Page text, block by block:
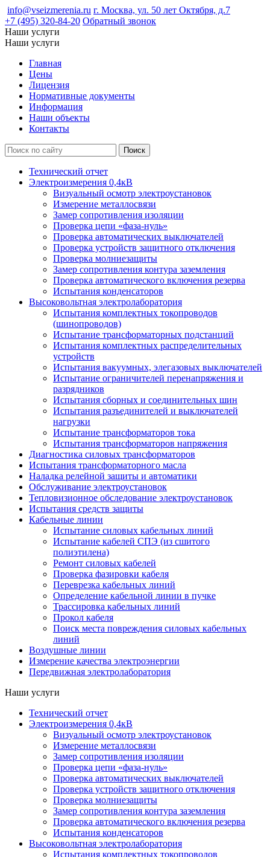
info@vseizmerenia.ru г. Москва, ул. 50 лет Октября, д.7
+7 (495) 320-84-20 Обратный звонок
Наши услуги
Наши услуги
Главная
Цены
Лицензия
Нормативные документы
Информация
Наши объекты
Контакты
Технический отчет
Электроизмерения 0,4кВ
Визуальный осмотр электроустановок
Измерение металлосвязи
Замер сопротивления изоляции
Проверка цепи «фаза-нуль»
Проверка автоматических выключателей
Проверка устройств защитного отключения
Проверка молниезащиты
Замер сопротивления контура заземления
Проверка автоматического включения резерва
Испытания конденсаторов
Высоковольтная электролаборатория
Испытания комплектных токопроводов
(шинопроводов)
Испытание трансформаторных подстанций
Испытания комплектных распределительных
устройств
Испытания вакуумных, элегазовых выключателей
Испытание ограничителей перенапряжения и
разрядников
Испытания сборных и соединительных шин
Испытания разъединителей и выключателей
нагрузки
Испытание трансформаторов тока
Испытания трансформаторов напряжения
Диагностика силовых трансформаторов
Испытания трансформаторного масла
Наладка релейной защиты и автоматики
Обслуживание электроустановок
Тепловизионное обследование электроустановок
Испытания средств защиты
Кабельные линии
Испытание силовых кабельных линий
Испытание кабелей СПЭ (из сшитого
полиэтилена)
Ремонт силовых кабелей
Проверка фазировки кабеля
Переврезка кабельных линий
Определение кабельной линии в пучке
Трассировка кабельных линий
Прокол кабеля
Поиск места повреждения силовых кабельных
линий
Воздушные линии
Измерение качества электроэнергии
Передвижная электролаборатория
Наши услуги
Технический отчет
Электроизмерения 0,4кВ
Визуальный осмотр электроустановок
Измерение металлосвязи
Замер сопротивления изоляции
Проверка цепи «фаза-нуль»
Проверка автоматических выключателей
Проверка устройств защитного отключения
Проверка молниезащиты
Замер сопротивления контура заземления
Проверка автоматического включения резерва
Испытания конденсаторов
Высоковольтная электролаборатория
Испытания комплектных токопроводов